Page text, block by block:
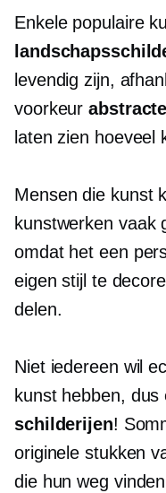
Enkele populaire
levendig zijn,
voorkeur
laten zien hoeveel
Mensen die kunst
kunstwerken vaak
omdat het een
eigen stijl te
delen.
Niet iedereen wil
kunst hebben, dus
schilderijen!
originele stukken
die hun weg